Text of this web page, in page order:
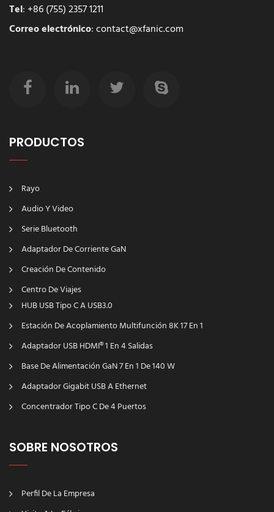
Tel: +86 (755) 2357 1211
Correo electrónico:contact@xfanic.com
PRODUCTOS
Rayo
Audio Y Video
Serie Bluetooth
Adaptador De Corriente GaN
Creación De Contenido
Centro De Viajes
HUB USB Tipo C A USB3.0
Estación De Acoplamiento Multifunción 8K 17 En 1
Adaptador USB HDMI® 1 En 4 Salidas
Base De Alimentación GaN 7 En 1 De 140 W
Adaptador Gigabit USB A Ethernet
Concentrador Tipo C De 4 Puertos
SOBRE NOSOTROS
Perfil De La Empresa